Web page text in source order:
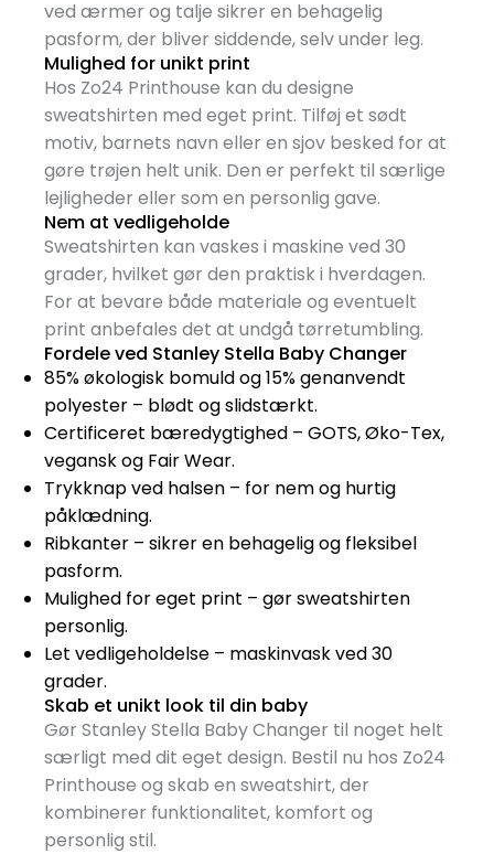
ved ærmer og talje sikrer en behagelig
pasform, der bliver siddende, selv under leg.
Mulighed for unikt print
Hos Zo24 Printhouse kan du designe
sweatshirten med eget print. Tilføj et sødt
motiv, barnets navn eller en sjov besked for at
gøre trøjen helt unik. Den er perfekt til særlige
lejligheder eller som en personlig gave.
Nem at vedligeholde
Sweatshirten kan vaskes i maskine ved 30
grader, hvilket gør den praktisk i hverdagen.
For at bevare både materiale og eventuelt
print anbefales det at undgå tørretumbling.
Fordele ved Stanley Stella Baby Changer
85% økologisk bomuld og 15% genanvendt
polyester – blødt og slidstærkt.
Certificeret bæredygtighed – GOTS, Øko-Tex,
vegansk og Fair Wear.
Trykknap ved halsen – for nem og hurtig
påklædning.
Ribkanter – sikrer en behagelig og fleksibel
pasform.
Mulighed for eget print – gør sweatshirten
personlig.
Let vedligeholdelse – maskinvask ved 30
grader.
Skab et unikt look til din baby
Gør Stanley Stella Baby Changer til noget helt
særligt med dit eget design. Bestil nu hos Zo24
Printhouse og skab en sweatshirt, der
kombinerer funktionalitet, komfort og
personlig stil.